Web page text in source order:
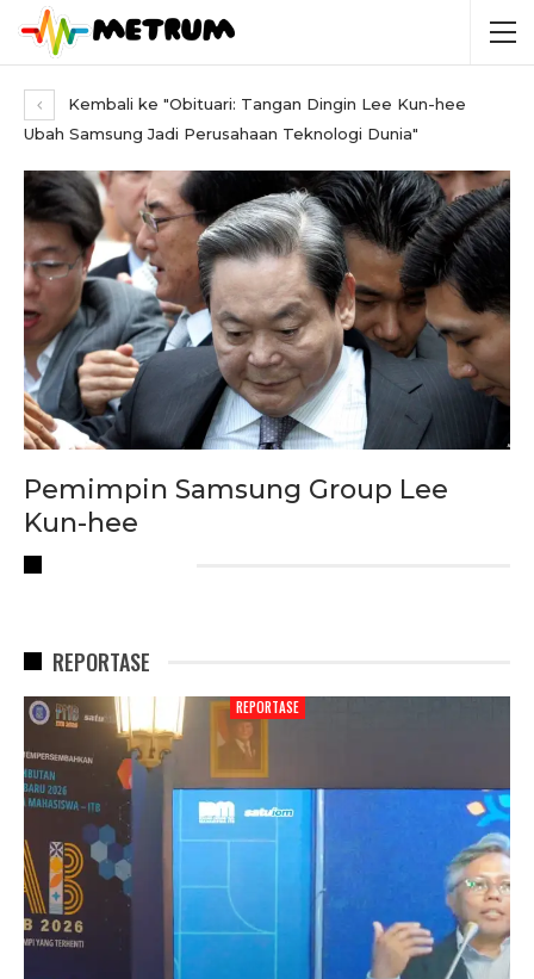
Kembali ke "Obituari: Tangan Dingin Lee Kun-hee
Ubah Samsung Jadi Perusahaan Teknologi Dunia"
Pemimpin Samsung Group Lee
Kun-hee
REPORTASE
REPORTASE